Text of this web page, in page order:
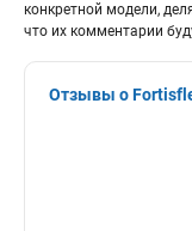
конкретной модели,
что их комментарии
Отзывы о